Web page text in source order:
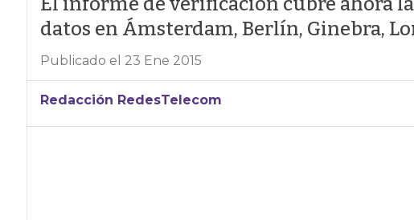
datos en Ámsterdam, Berlín, Ginebra,
Publicado el 23 Ene 2015
Redacción RedesTelecom